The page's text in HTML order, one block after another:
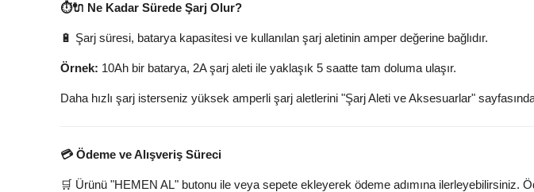
⏱️🔌 Ne Kadar Sürede Şarj Olur?
🔋 Şarj süresi, batarya kapasitesi ve kullanılan şarj aletinin amper değerine bağlıdır.
Örnek: 10Ah bir batarya, 2A şarj aleti ile yaklaşık 5 saatte tam doluma ulaşır.
Daha hızlı şarj isterseniz yüksek amperli şarj aletlerini "Şarj Aleti ve Aksesuarlar"
💳 Ödeme ve Alışveriş Süreci
🛒 Ürünü "HEMEN AL" butonu ile veya sepete ekleyerek ödeme adımına